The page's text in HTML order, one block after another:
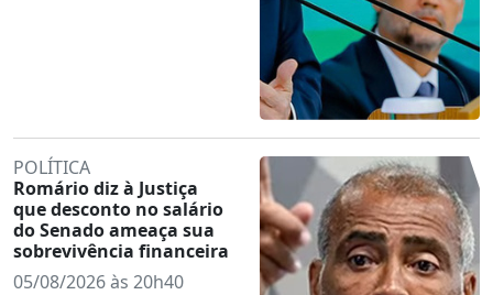
POLÍTICA
Romário diz à Justiça
que desconto no salário
do Senado ameaça sua
sobrevivência financeira
05/08/2026 às 20h40